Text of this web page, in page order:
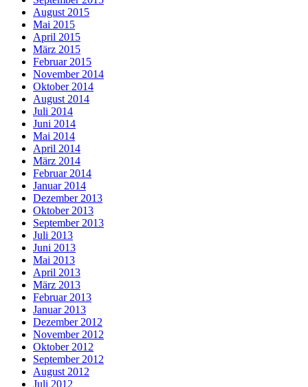
August 2015
Mai 2015
April 2015
März 2015
Februar 2015
November 2014
Oktober 2014
August 2014
Juli 2014
Juni 2014
Mai 2014
April 2014
März 2014
Februar 2014
Januar 2014
Dezember 2013
Oktober 2013
September 2013
Juli 2013
Juni 2013
Mai 2013
April 2013
März 2013
Februar 2013
Januar 2013
Dezember 2012
November 2012
Oktober 2012
September 2012
August 2012
Juli 2012